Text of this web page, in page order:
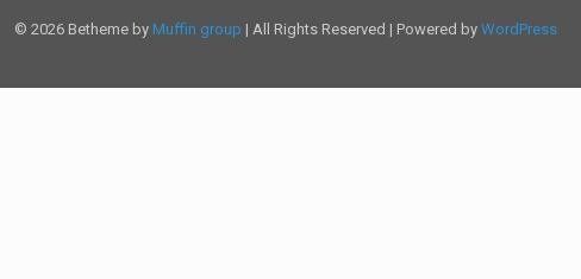
© 2026 Betheme by Muffin group | All Rights Reserved | Powered by WordPress